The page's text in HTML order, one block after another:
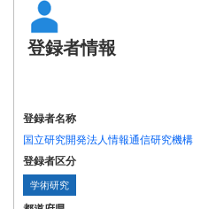
登録者情報
登録者名称
国立研究開発法人情報通信研究機構
登録者区分
学術研究